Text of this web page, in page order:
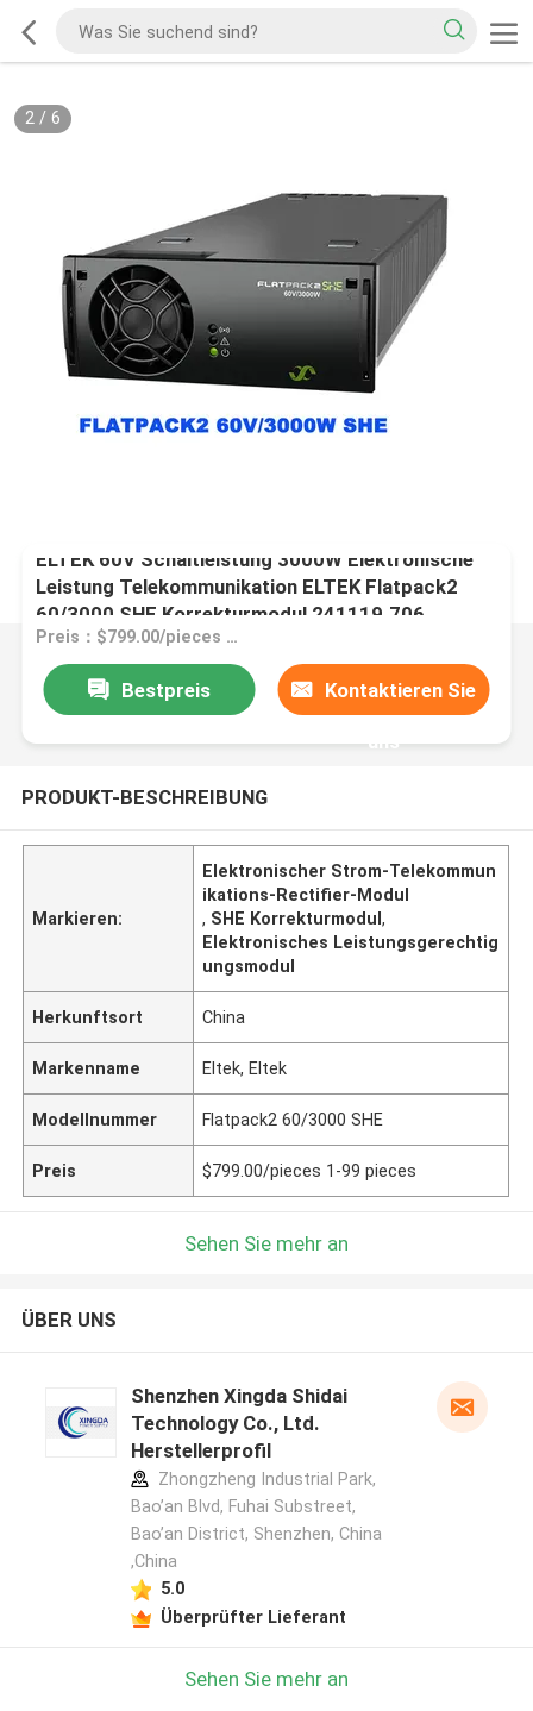
2/ 6
ELTEK 60V Schaltleistung 3000W Elektronische
Leistung Telekommunikation ELTEK Flatpack2
60/3000 SHE Korrekturmodul 241119.706
Preis：$799.00/pieces 1-99 pieces
Bestpreis Kontaktieren Sie
uns
PRODUKT-BESCHREIBUNG
Markieren:
Elektronischer Strom-Telekommun
ikations-Rectifier-Modul
, SHE Korrekturmodul,
Elektronisches Leistungsgerechtig
ungsmodul
Herkunftsort China
Markenname Eltek, Eltek
Modellnummer Flatpack2 60/3000 SHE
Preis $799.00/pieces 1-99 pieces
Sehen Sie mehr an
ÜBER UNS
Shenzhen Xingda Shidai
Technology Co., Ltd.
Herstellerprofil
Zhongzheng Industrial Park,
Bao’an Blvd, Fuhai Substreet,
Bao’an District, Shenzhen, China
,China
5.0
Überprüfter Lieferant
Sehen Sie mehr an